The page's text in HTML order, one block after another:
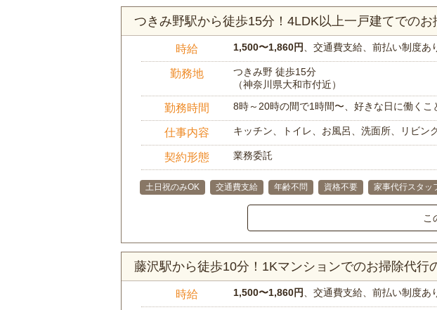
つきみ野駅から徒歩15分！4LDK以上一戸建てでの
時給 1,500〜1,860円 、交通費支給、前払い制度あ
勤務地
つきみ野 徒歩15分
（神奈川県大和市付近）
勤務時間 8時～20時の間で1時間〜、好きな日に働く
仕事内容 キッチン、トイレ、お風呂、洗面所、リビン
契約形態 業務委託
土日祝のみOK 交通費支給 年齢不問 資格不要 家事代行スタッ
こ
藤沢駅から徒歩10分！1Kマンションでのお掃除代行
時給 1,500〜1,860円 、交通費支給、前払い制度あ